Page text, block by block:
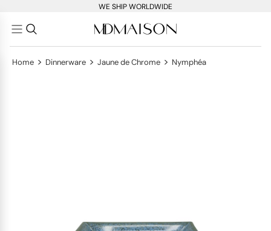
WE SHIP WORLDWIDE
Home > Dinnerware > Jaune de Chrome > Nymphéa